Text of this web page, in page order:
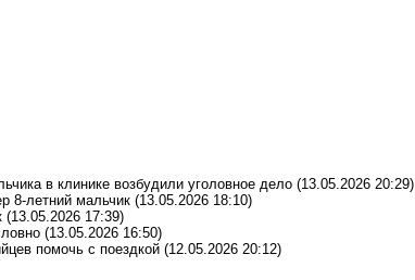
в клинике возбудили уголовное дело (13.05.2026 20:29)
8-летний мальчик (13.05.2026 18:10)
(13.05.2026 17:39)
(13.05.2026 16:50)
помочь с поездкой (12.05.2026 20:12)